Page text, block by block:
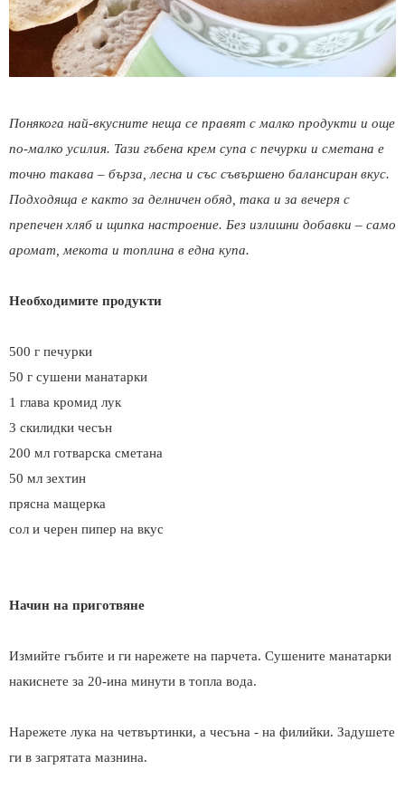
Понякога най-вкусните неща се правят с малко продукти и още
по-малко усилия. Тази гъбена крем супа с печурки и сметана е
точно такава – бърза, лесна и със съвършено балансиран вкус.
Подходяща е както за делничен обяд, така и за вечеря с
препечен хляб и щипка настроение. Без излишни добавки – само
аромат, мекота и топлина в една купа.
Необходимите продукти
500 г печурки
50 г сушени манатарки
1 глава кромид лук
3 скилидки чесън
200 мл готварска сметана
50 мл зехтин
прясна мащерка
сол и черен пипер на вкус
Начин на приготвяне
Измийте гъбите и ги нарежете на парчета. Сушените манатарки
накиснете за 20-ина минути в топла вода.
Нарежете лука на четвъртинки, а чесъна - на филийки. Задушете
ги в загрятата мазнина.